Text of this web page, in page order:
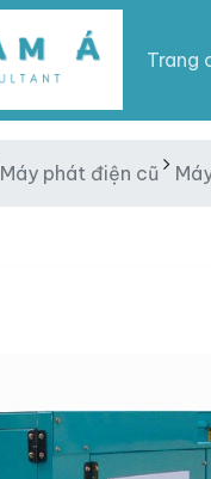
Trang
Máy phát điện cũ